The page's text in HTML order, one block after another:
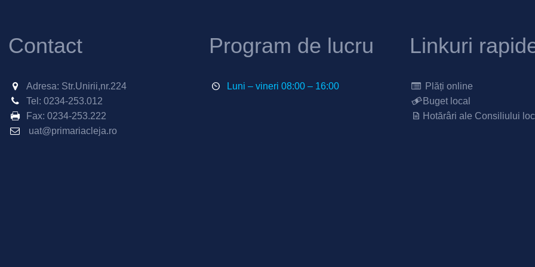
Contact
Adresa: Str.Unirii,nr.224
Tel: 0234-253.012
Fax: 0234-253.222
uat@primariacleja.ro
Program de lucru
Luni – vineri 08:00 – 16:00
Linkuri
Plăți online
Buget local
Hotărâri ale Consiliului